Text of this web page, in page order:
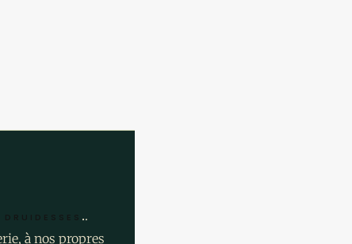
..
à nos propres